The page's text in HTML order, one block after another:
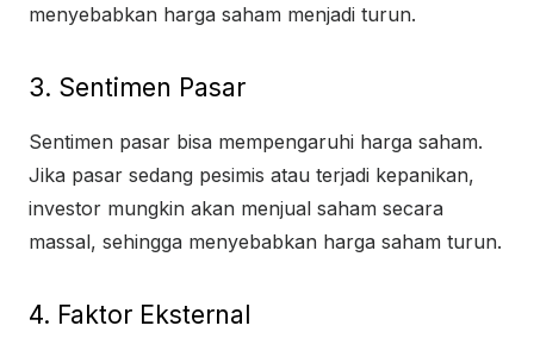
menyebabkan harga saham menjadi turun.
3. Sentimen Pasar
Sentimen pasar bisa mempengaruhi harga saham.
Jika pasar sedang pesimis atau terjadi kepanikan,
investor mungkin akan menjual saham secara
massal, sehingga menyebabkan harga saham turun.
4. Faktor Eksternal